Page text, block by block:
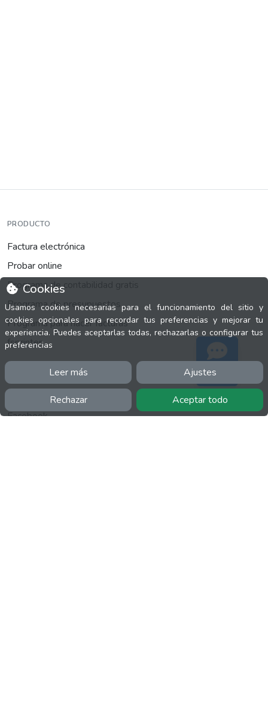
Cookies
Usamos cookies necesarias para el funcionamiento del sitio y
cookies opcionales para recordar tus preferencias y mejorar tu
experiencia. Puedes aceptarlas todas, rechazarlas o configurar tus
preferencias
Leer más Ajustes
Rechazar Aceptar todo
PRODUCTO
Factura electrónica
Probar online
Programa de contabilidad gratis
Programa de presupuestos
Programa para hacer facturas
fsprinter
INFORMACIÓN
Facebook
Soporte